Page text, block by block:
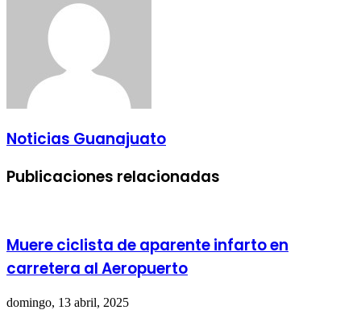
Noticias Guanajuato
Publicaciones relacionadas
Muere ciclista de aparente infarto en
carretera al Aeropuerto
domingo, 13 abril, 2025